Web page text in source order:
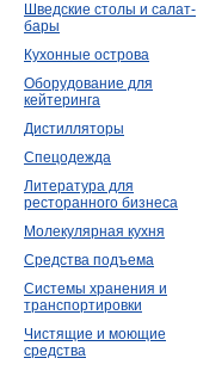
Шведские столы и салат-
бары
Кухонные острова
Оборудование для
кейтеринга
Дистилляторы
Спецодежда
Литература для
ресторанного бизнеса
Молекулярная кухня
Средства подъема
Системы хранения и
транспортировки
Чистящие и моющие
средства